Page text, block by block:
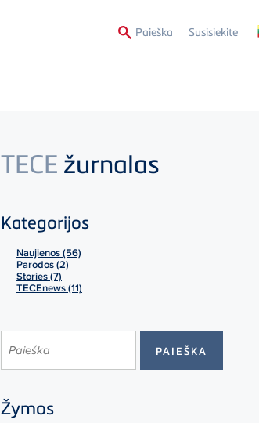
Paieška Susisiekite
TECE žurnalas
Kategorijos
Naujienos (56)
Parodos (2)
Stories (7)
TECEnews (11)
Žymos